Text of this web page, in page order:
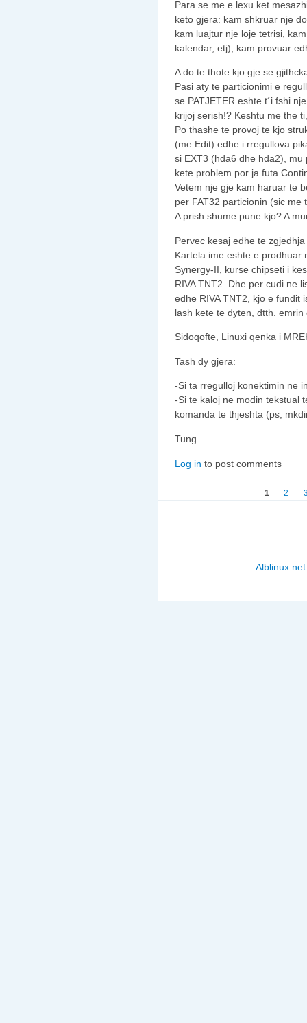
Para se me e lexu ket
keto gjera: kam shkruar nje
kam luajtur nje loje tetrisi,
kalendar, etj), kam provuar
A do te thote kjo gje se
Pasi aty te particionimi e
se PATJETER eshte t´i fshi
krijoj serish!? Keshtu me the
Po thashe te provoj te kjo
(me Edit) edhe i rregullova
si EXT3 (hda6 dhe hda2),
kete problem por ja futa
Vetem nje gje kam haruar te
per FAT32 particionin (sic
A prish shume pune kjo? A
Pervec kesaj edhe te
Kartela ime eshte e prodhuar
Synergy-II, kurse chipseti i
RIVA TNT2. Dhe per cudi ne
edhe RIVA TNT2, kjo e fundit
lash kete te dyten, dtth.
Sidoqofte, Linuxi qenka i
Tash dy gjera:
-Si ta rregulloj konektimin ne
-Si te kaloj ne modin tekstual
komanda te thjeshta (ps,
Tung
Log in to post comments
1 2
Alblinux.net